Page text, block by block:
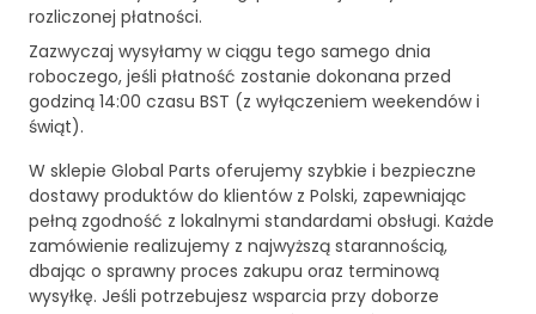
rozliczonej płatności.
Zazwyczaj wysyłamy w ciągu tego samego dnia
roboczego, jeśli płatność zostanie dokonana przed
godziną 14:00 czasu BST (z wyłączeniem weekendów i
świąt).
W sklepie Global Parts oferujemy szybkie i bezpieczne
dostawy produktów do klientów z Polski, zapewniając
pełną zgodność z lokalnymi standardami obsługi. Każde
zamówienie realizujemy z najwyższą starannością,
dbając o sprawny proces zakupu oraz terminową
wysyłkę. Jeśli potrzebujesz wsparcia przy doborze